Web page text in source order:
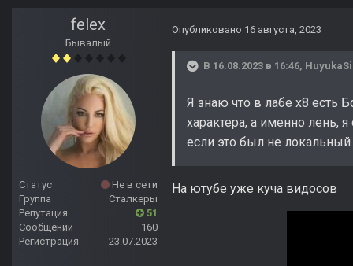
felex
Бывалый
Статус
Не в сети
Группа
Сталкеры
Репутация
51
Сообщений
160
Регистрация
23.07.2023
Опубликовано 16 августа, 2023
В 16.08.2023 в 16:46,
Я знаю что в лабе х8 есть
характера, а именно лень,
если это был не локальный
На ютубе уже куча видосов